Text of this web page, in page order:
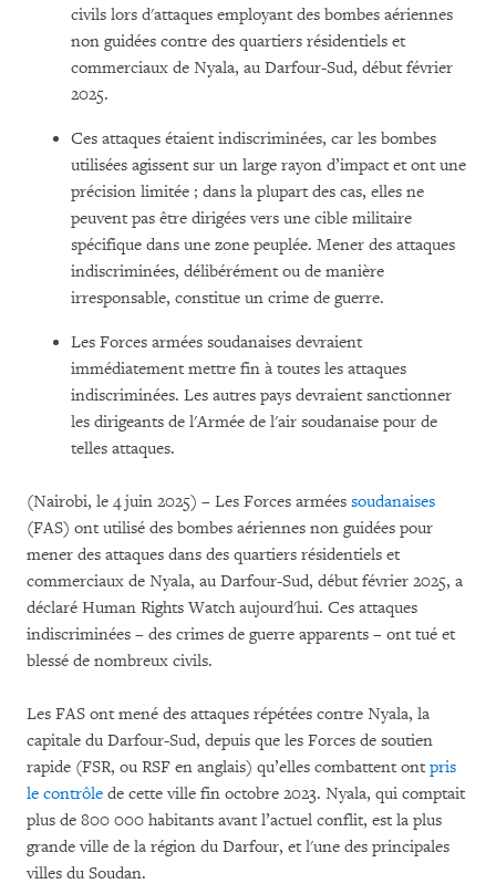
civils lors d'attaques employant des bombes aériennes
non guidées contre des quartiers résidentiels et
commerciaux de Nyala, au Darfour-Sud, début février
2025.
Ces attaques étaient indiscriminées, car les bombes
utilisées agissent sur un large rayon d’impact et ont une
précision limitée ; dans la plupart des cas, elles ne
peuvent pas être dirigées vers une cible militaire
spécifique dans une zone peuplée. Mener des attaques
indiscriminées, délibérément ou de manière
irresponsable, constitue un crime de guerre.
Les Forces armées soudanaises devraient
immédiatement mettre fin à toutes les attaques
indiscriminées. Les autres pays devraient sanctionner
les dirigeants de l'Armée de l'air soudanaise pour de
telles attaques.
(Nairobi, le 4 juin 2025) – Les Forces armées soudanaises
(FAS) ont utilisé des bombes aériennes non guidées pour
mener des attaques dans des quartiers résidentiels et
commerciaux de Nyala, au Darfour-Sud, début février 2025, a
déclaré Human Rights Watch aujourd'hui. Ces attaques
indiscriminées – des crimes de guerre apparents – ont tué et
blessé de nombreux civils.
Les FAS ont mené des attaques répétées contre Nyala, la
capitale du Darfour-Sud, depuis que les Forces de soutien
rapide (FSR, ou RSF en anglais) qu’elles combattent ont pris
le contrôle de cette ville fin octobre 2023. Nyala, qui comptait
plus de 800 000 habitants avant l’actuel conflit, est la plus
grande ville de la région du Darfour, et l'une des principales
villes du Soudan.